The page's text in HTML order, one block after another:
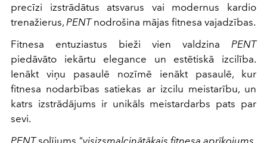
precīzi izstrādātus atsvarus vai modernus kardio
trenažierus, PENTnodrošina mājas fitnesa vajadzības.
Fitnesa entuziastus bieži vien valdzina PENT
piedāvāto iekārtu elegance un estētiskā izcilība.
Ienākt viņu pasaulē nozīmē ienākt pasaulē, kur
fitnesa nodarbības satiekas ar izcilu meistarību, un
katrs izstrādājums ir unikāls meistardarbs pats par
sevi.
PENTsolījums "visizsmalcinātākais fitnesa aprīkojums,